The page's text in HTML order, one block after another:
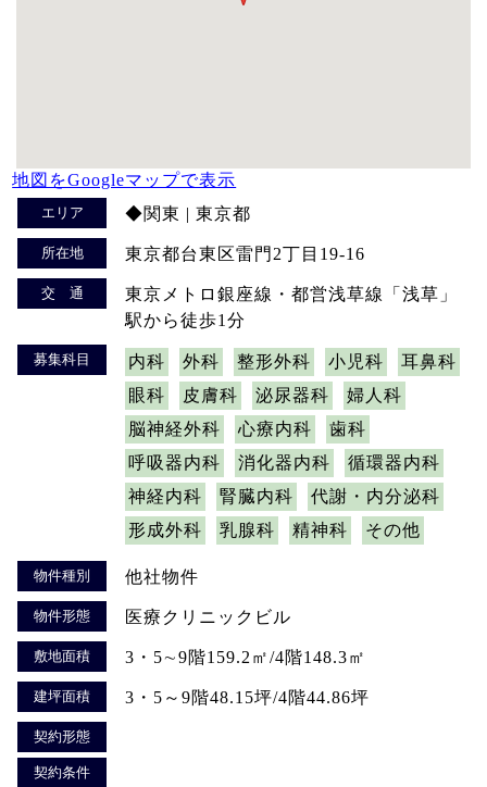
地図をGoogleマップで表示
エリア ◆関東 | 東京都
所在地 東京都台東区雷門2丁目19-16
交 通
東京メトロ銀座線・都営浅草線「浅草」
駅から徒歩1分
募集科目 内科 外科 整形外科 小児科
耳鼻科
眼科
皮膚科 泌尿器科
婦人科
脳神経外科
心療内科
歯科
呼吸器内科
消化器内科
循環器内科
神経内科
腎臓内科
代謝・内分泌科
形成外科
乳腺科 精神科 その他
物件種別 他社物件
物件形態 医療クリニックビル
敷地面積 3・5∼9階159.2㎡/4階148.3㎡
建坪面積 3・5～9階48.15坪/4階44.86坪
契約形態
契約条件